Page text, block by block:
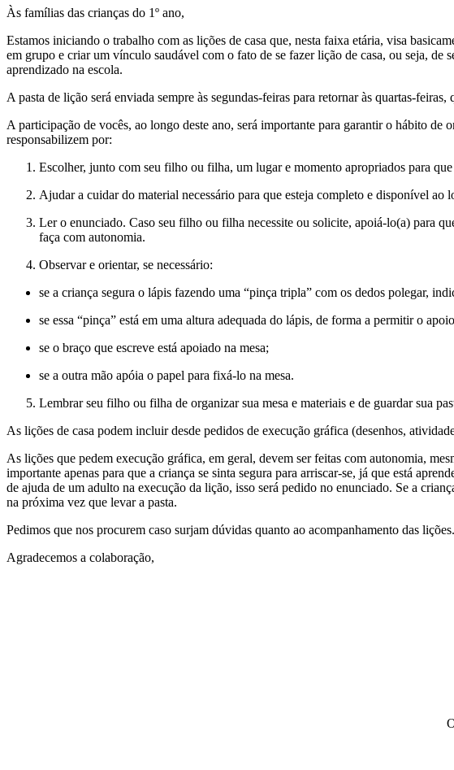
Às famílias das crianças do 1º ano,
Estamos iniciando o trabalho com as lições de casa que, nesta faixa etária, visa
em grupo e criar um vínculo saudável com o fato de se fazer lição de casa, ou seja,
aprendizado na escola.
A pasta de lição será enviada sempre às segundas-feiras para retornar às quartas-
A participação de vocês, ao longo deste ano, será importante para garantir o hábito de
responsabilizem por:
Escolher, junto com seu filho ou filha, um lugar e momento apropriados para
Ajudar a cuidar do material necessário para que esteja completo e disponível ao
Ler o enunciado. Caso seu filho ou filha necessite ou solicite, apoiá-lo(a) para
faça com autonomia.
Observar e orientar, se necessário:
se a criança segura o lápis fazendo uma “pinça tripla” com os dedos polegar,
se essa “pinça” está em uma altura adequada do lápis, de forma a permitir o
se o braço que escreve está apoiado na mesa;
se a outra mão apóia o papel para fixá-lo na mesa.
Lembrar seu filho ou filha de organizar sua mesa e materiais e de guardar sua
As lições de casa podem incluir desde pedidos de execução gráfica (desenhos,
As lições que pedem execução gráfica, em geral, devem ser feitas com autonomia,
importante apenas para que a criança se sinta segura para arriscar-se, já que está
de ajuda de um adulto na execução da lição, isso será pedido no enunciado. Se a
na próxima vez que levar a pasta.
Pedimos que nos procurem caso surjam dúvidas quanto ao acompanhamento das lições.
Agradecemos a colaboração,